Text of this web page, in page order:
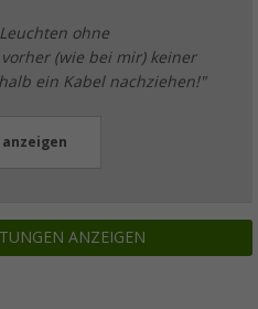
ohne
(wie bei mir) keiner
ein Kabel nachziehen!"
ANZEIGEN